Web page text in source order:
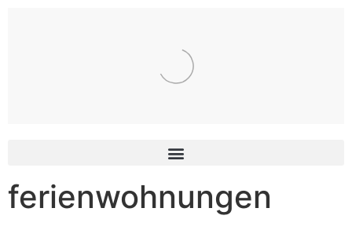
ferienwohnungen